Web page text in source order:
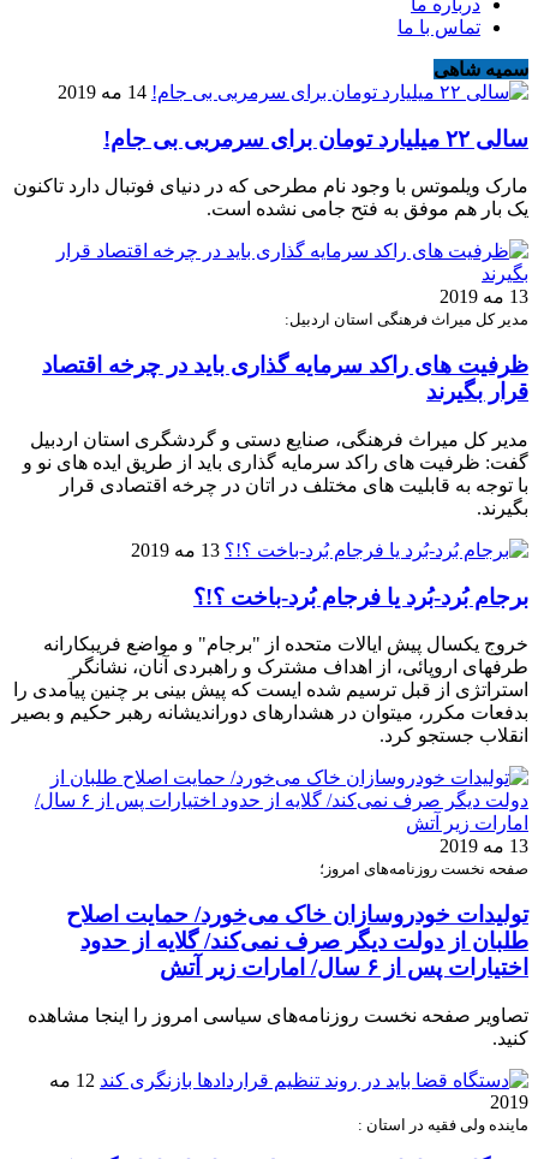
درباره ما
تماس با ما
سمیه شاهی
14 مه 2019
سالی ۲۲ میلیارد تومان برای سرمربی بی جام!
مارک ویلموتس با وجود نام مطرحی که در دنیای فوتبال دارد تاکنون
یک بار هم موفق به فتح جامی نشده است.
13 مه 2019
مدیر کل میراث فرهنگی استان اردبیل:
ظرفیت های راکد سرمایه گذاری باید در چرخه اقتصاد
قرار بگیرند
مدیر کل میراث فرهنگی، صنایع دستی و گردشگری استان اردبیل
گفت: ظرفیت های راکد سرمایه گذاری باید از طریق ایده های نو و
با توجه به قابلیت های مختلف در اتان در چرخه اقتصادی قرار
بگیرند.
13 مه 2019
برجام بُرد-بُرد یا فرجام بُرد-باخت ؟!؟
خروج یکسال پیش ایالات متحده از "برجام" و مواضع فریبکارانه
طرفهای اروپائی، از اهداف مشترک و راهبردی آنان، نشانگر
استراتژی از قبل ترسیم شده ایست که پیش بینی بر چنین پیآمدی را
بدفعات مکرر، میتوان در هشدارهای دوراندیشانه رهبر حکیم و بصیر
انقلاب جستجو کرد.
13 مه 2019
صفحه نخست روزنامه‌های امروز؛
تولیدات خودروسازان خاک می‌خورد/ حمایت اصلاح
طلبان از دولت دیگر صرف نمی‌کند/ گلایه از حدود
اختیارات پس از ۶ سال/ امارات زیر آتش
تصاویر صفحه نخست روزنامه‌های سیاسی امروز را اینجا مشاهده
کنید.
12 مه
2019
ماینده ولی فقیه در استان :